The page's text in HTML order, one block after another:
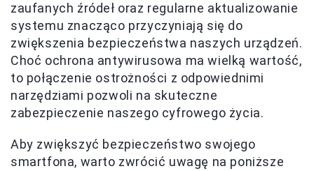
zaufanych źródeł oraz regularne aktualizowanie
systemu znacząco przyczyniają się do
zwiększenia bezpieczeństwa naszych urządzeń.
Choć ochrona antywirusowa ma wielką wartość,
to połączenie ostrożności z odpowiednimi
narzędziami pozwoli na skuteczne
zabezpieczenie naszego cyfrowego życia.
Aby zwiększyć bezpieczeństwo swojego
smartfona, warto zwrócić uwagę na poniższe